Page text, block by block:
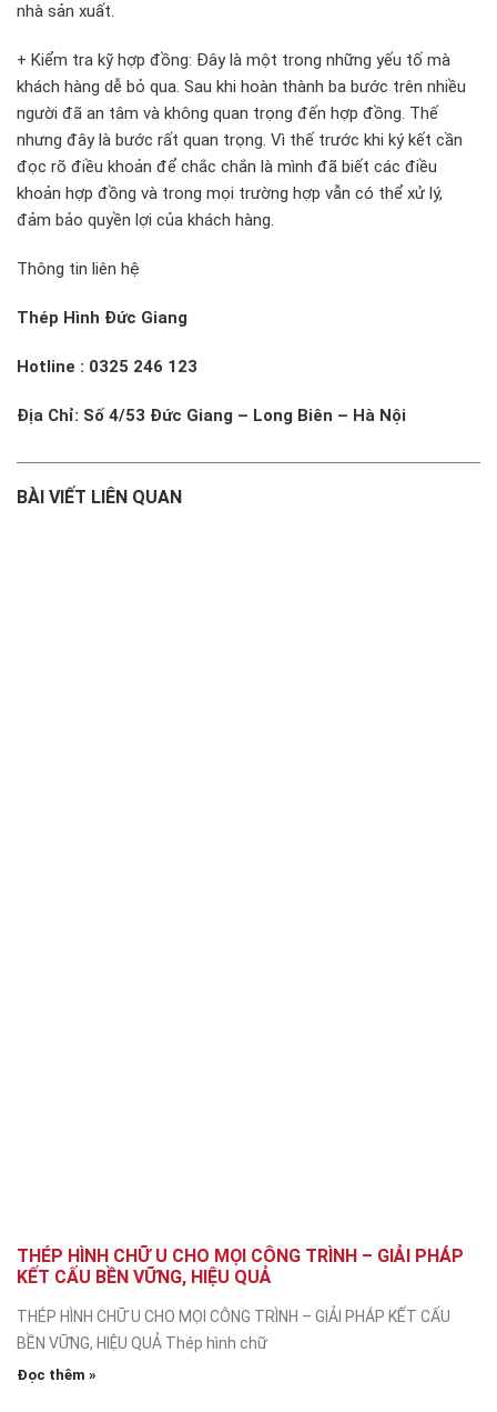
nhà sản xuất.
+ Kiểm tra kỹ hợp đồng: Đây là một trong những yếu tố mà
khách hàng dễ bỏ qua. Sau khi hoàn thành ba bước trên nhiều
người đã an tâm và không quan trọng đến hợp đồng. Thế
nhưng đây là bước rất quan trọng. Vì thế trước khi ký kết cần
đọc rõ điều khoản để chắc chắn là mình đã biết các điều
khoản hợp đồng và trong mọi trường hợp vẫn có thể xử lý,
đảm bảo quyền lợi của khách hàng.
Thông tin liên hệ
Thép Hình Đức Giang
Hotline : 0325 246 123
Địa Chỉ: Số 4/53 Đức Giang – Long Biên – Hà Nội
BÀI VIẾT LIÊN QUAN
THÉP HÌNH CHỮ U CHO MỌI CÔNG TRÌNH – GIẢI PHÁP
KẾT CẤU BỀN VỮNG, HIỆU QUẢ
THÉP HÌNH CHỮ U CHO MỌI CÔNG TRÌNH – GIẢI PHÁP KẾT CẤU
BỀN VỮNG, HIỆU QUẢ Thép hình chữ
Đọc thêm »